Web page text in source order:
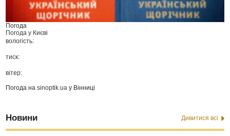
Погода
Погода у Києві
вологість:
тиск:
вітер:
Погода наsinoptik.ua у Вінниці
Новини Дивитися всі